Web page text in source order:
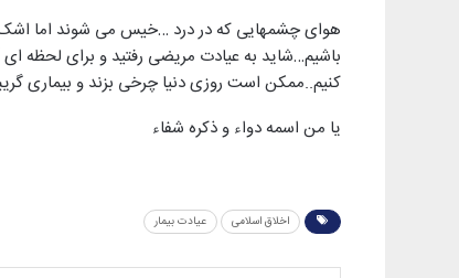
هوای چشمهایی که در درد …خیس می شوند اما اشک
باشیم…شاید به عیادت مریضی رفتید و برای لحظه
کنیم..ممکن است روزی دنیا چرخی بزند و بیماری
یا من اسمه دواء و ذکره شفاء
اخلاق اسلامی عیادت بیمار